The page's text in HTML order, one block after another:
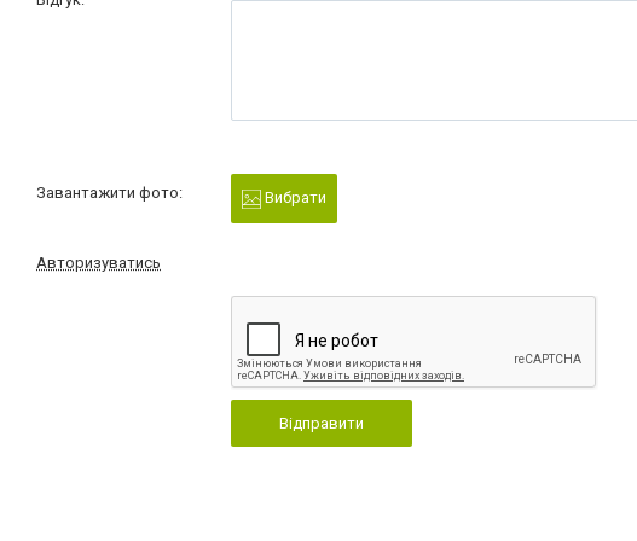
Завантажити фото: Вибрати
Авторизуватись
Відправити